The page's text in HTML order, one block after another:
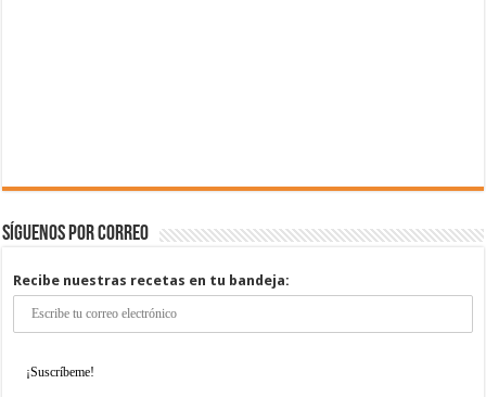
Síguenos por correo
Recibe nuestras recetas en tu bandeja: